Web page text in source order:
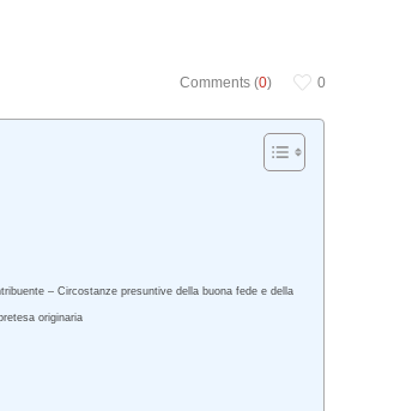
Comments (0) 0
– Circostanze presuntive della buona fede e della
originaria